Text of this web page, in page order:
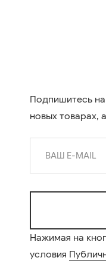
Подпишитесь
новых товарах,
Нажимая на
условия